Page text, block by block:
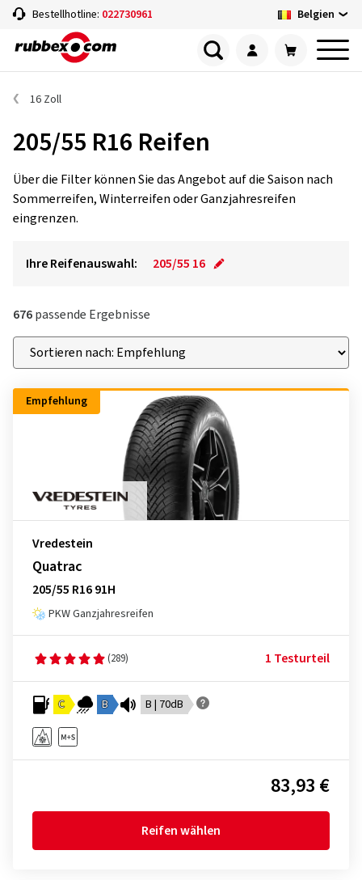
Bestellhotline: 022730961 Belgien
16 Zoll
205/55 R16 Reifen
Über die Filter können Sie das Angebot auf die Saison nach
Sommerreifen, Winterreifen oder Ganzjahresreifen
eingrenzen.
Ihre Reifenauswahl: 205/55 16
676passende Ergebnisse
Empfehlung
Vredestein
Quatrac
205/55 R16 91H
PKW Ganzjahresreifen
(289) 1 Testurteil
C B B | 70dB
83,93 €
Reifen wählen